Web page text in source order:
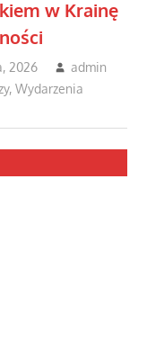
w Krainę
2026
admin
,Wydarzenia